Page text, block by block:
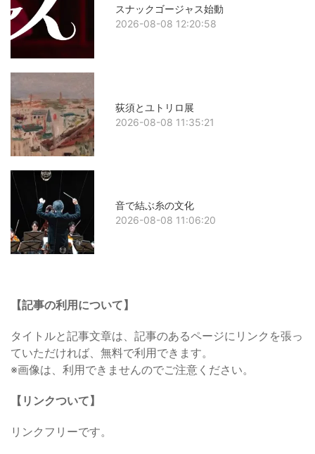
スナックゴージャス始動
2026-08-08 12:20:58
荻須とユトリロ展
2026-08-08 11:35:21
音で結ぶ糸の文化
2026-08-08 11:06:20
【記事の利用について】
タイトルと記事文章は、記事のあるページにリンクを張っ
ていただければ、無料で利用できます。
※画像は、利用できませんのでご注意ください。
【リンクついて】
リンクフリーです。